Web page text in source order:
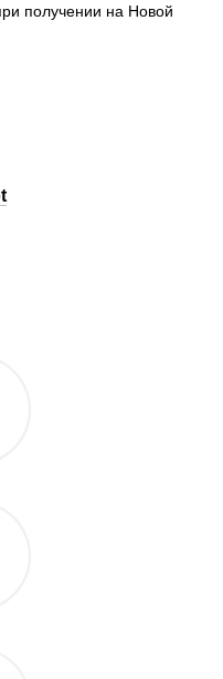
получении на Новой